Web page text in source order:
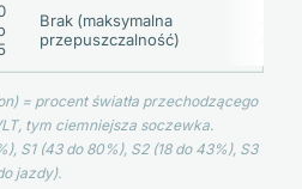
Brak (maksymalna
przepuszczalność)
= procent światła przechodzącego
tym ciemniejsza soczewka.
S1 (43 do 80%), S2 (18 do 43%), S3
jazdy).